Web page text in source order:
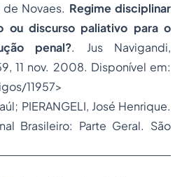
de Novaes. Regime disciplinar
ou discurso paliativo para o
penal?. Jus Navigandi,
11 nov. 2008. Disponível em:
11957>
PIERANGELI, José Henrique.
Brasileiro: Parte Geral. São